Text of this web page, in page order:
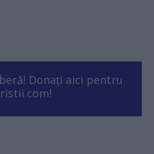
Donați aici pentru